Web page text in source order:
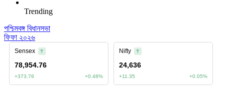
Trending
পশ্চিমবঙ্গ বিধানসভা
ফিফা ২০২৬